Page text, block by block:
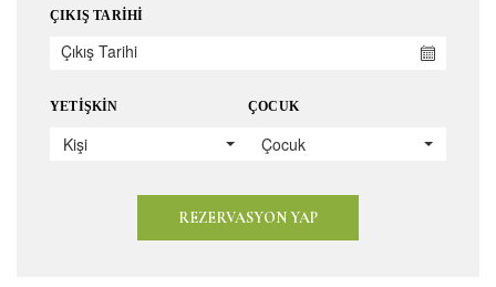
ÇIKIŞ TARIHI
YETIŞKIN
Kişi
ÇOCUK
Çocuk
REZERVASYON YAP